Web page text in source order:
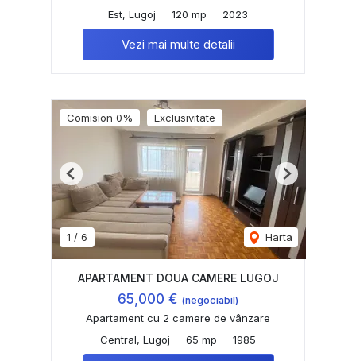
Est, Lugoj
120 mp 2023
Vezi mai multe detalii
Comision 0% Exclusivitate
1 / 6 Harta
Previous Next
APARTAMENT DOUA CAMERE LUGOJ
65,000 € (negociabil)
Apartament cu 2 camere de vânzare
Central, Lugoj
65 mp 1985